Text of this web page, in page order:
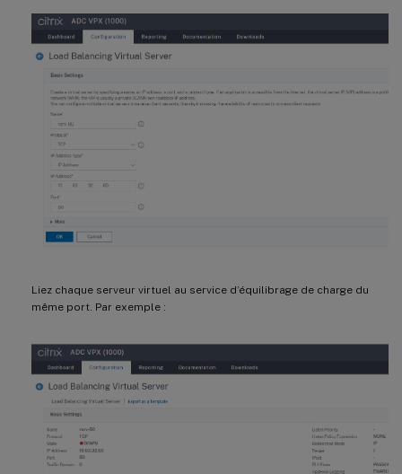
Liez chaque serveur virtuel au service d’équilibrage de charge du
même port. Par exemple :